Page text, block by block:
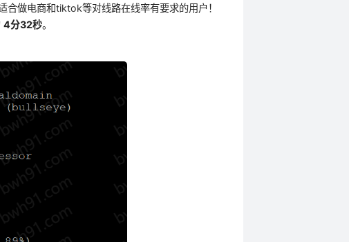
做电商和tiktok等对线路在线率有要求的用户！
4分32秒。